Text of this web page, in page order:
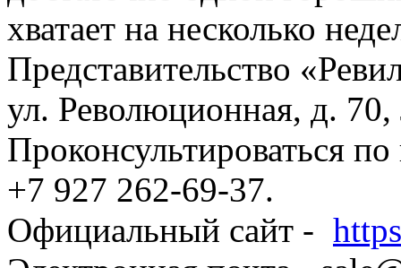
хватает на несколько
Представительство
ул. Революционная, д.
Проконсультироваться
+7 927 262-69-37.
Официальный сайт -